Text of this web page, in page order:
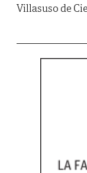
Villasuso de